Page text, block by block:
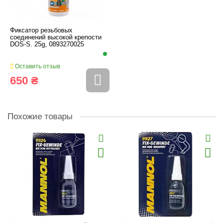
Фиксатор резьбовых
соединений высокой крепости
DOS-S. 25g, 0893270025
Оставить отзыв
650 ₴
Похожие товары